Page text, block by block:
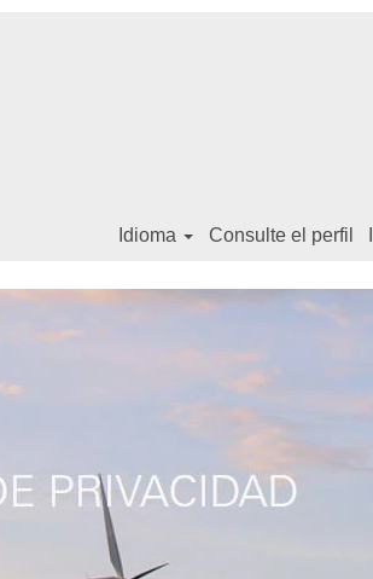
Idioma Consulte el perfil